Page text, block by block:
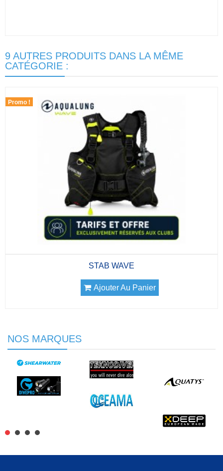
9 AUTRES PRODUITS DANS LA MÊME
CATÉGORIE :
Promo !
STAB WAVE
Ajouter Au Panier
NOS MARQUES